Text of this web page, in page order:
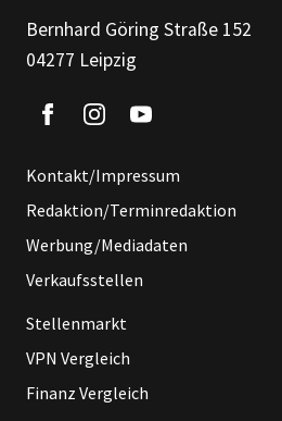
Bernhard Göring Straße 152
04277 Leipzig
Kontakt/Impressum
Redaktion/Terminredaktion
Werbung/Mediadaten
Verkaufsstellen
Stellenmarkt
VPN Vergleich
Finanz Vergleich